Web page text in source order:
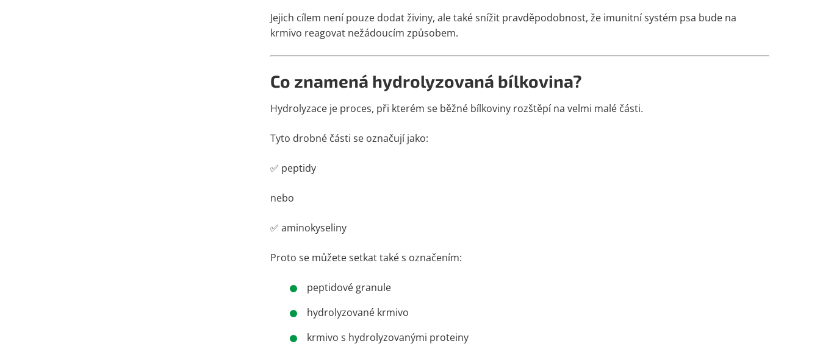
Jejich cílem není pouze dodat živiny, ale také snížit pravděpodobnost, že imunitní systém psa bude na
krmivo reagovat nežádoucím způsobem.
Co znamená hydrolyzovaná bílkovina?
Hydrolyzace je proces, při kterém se běžné bílkoviny rozštěpí na velmi malé části.
Tyto drobné části se označují jako:
✅ peptidy
nebo
✅ aminokyseliny
Proto se můžete setkat také s označením:
peptidové granule
hydrolyzované krmivo
krmivo s hydrolyzovanými proteiny